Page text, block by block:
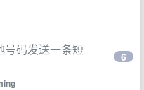
号码发送一条短
6